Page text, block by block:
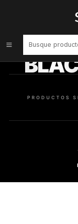
Perfume Riiffs
PRODUCTOS